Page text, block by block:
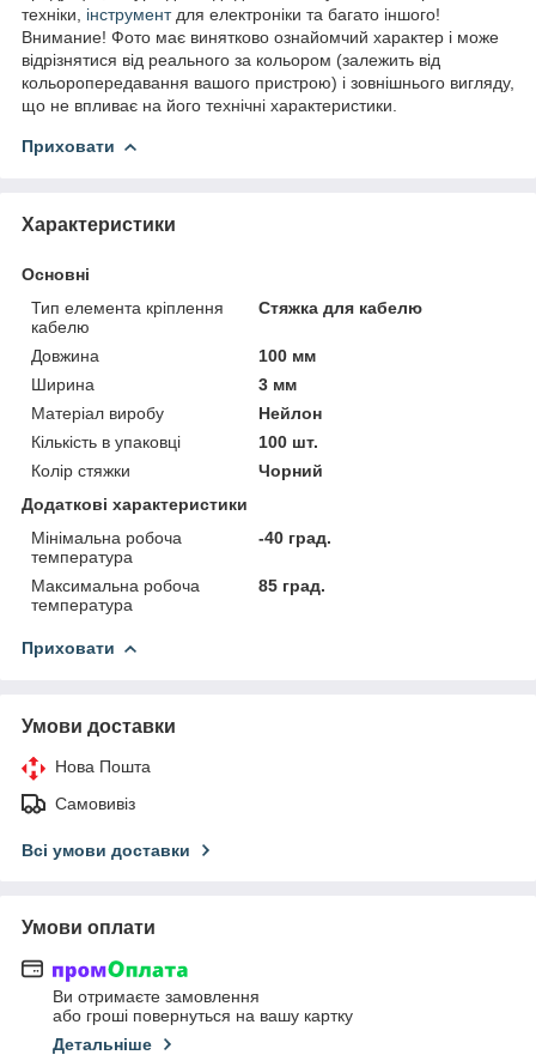
техніки, інструментдля електроніки та багато іншого!
Внимание! Фото має винятково ознайомчий характер і може
відрізнятися від реального за кольором (залежить від
кольоропередавання вашого пристрою) і зовнішнього вигляду,
що не впливає на його технічні характеристики.
Приховати
Характеристики
Основні
Тип елемента кріплення
кабелю
Стяжка для кабелю
Довжина
100 мм
Ширина
3 мм
Матеріал виробу
Нейлон
Кількість в упаковці
100 шт.
Колір стяжки
Чорний
Додаткові характеристики
Мінімальна робоча
температура
-40 град.
Максимальна робоча
температура
85 град.
Приховати
Умови доставки
Нова Пошта
Самовивіз
Всі умови доставки
Умови оплати
Ви отримаєте замовлення
або гроші повернуться на вашу картку
Детальніше